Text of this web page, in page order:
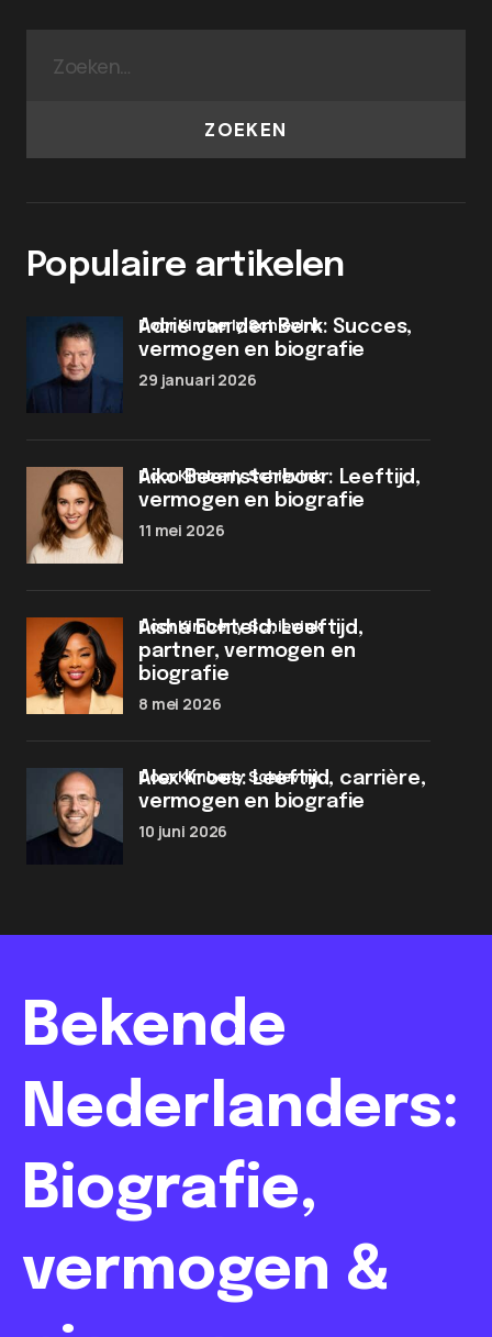
ZOEKEN
Populaire artikelen
Adrie van den Berk: Succes,
vermogen en biografie
door Kimberly Schievink
29 januari 2026
Aiko Beemsterboer: Leeftijd,
vermogen en biografie
door Kimberly Schievink
11 mei 2026
Aisha Echteld: Leeftijd,
partner, vermogen en
biografie
door Kimberly Schievink
8 mei 2026
Alex Kroes: Leeftijd, carrière,
vermogen en biografie
door Kimberly Schievink
10 juni 2026
Bekende
Nederlanders:
Biografie,
vermogen &